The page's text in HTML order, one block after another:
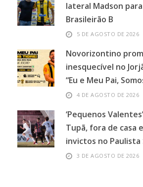
lateral Madson
Brasileirão B
5 DE AGOSTO DE 2026
Novorizontino
inesquecível no
“Eu e Meu Pai,
4 DE AGOSTO DE 2026
‘Pequenos
Tupã, fora de casa
invictos no Paulista
3 DE AGOSTO DE 2026